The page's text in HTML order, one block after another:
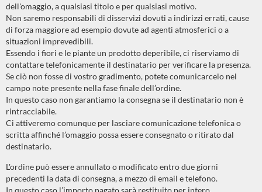
dell'omaggio, a qualsiasi titolo e per qualsiasi motivo.
Non saremo responsabili di disservizi dovuti a indirizzi errati, cause
di forza maggiore ad esempio dovute ad agenti atmosferici o a
situazioni imprevedibili.
Essendo i fiori e le piante un prodotto deperibile, ci riserviamo di
contattare telefonicamente il destinatario per verificare la presenza.
Se ciò non fosse di vostro gradimento, potete comunicarcelo nel
campo note presente nella fase finale dell’ordine.
In questo caso non garantiamo la consegna se il destinatario non è
rintracciabile.
Ci attiveremo comunque per lasciare comunicazione telefonica o
scritta affinché l’omaggio possa essere consegnato o ritirato dal
destinatario.
L'ordine può essere annullato o modificato entro due giorni
precedenti la data di consegna, a mezzo di email e telefono.
In questo caso l’importo pagato sarà restituito per intero.